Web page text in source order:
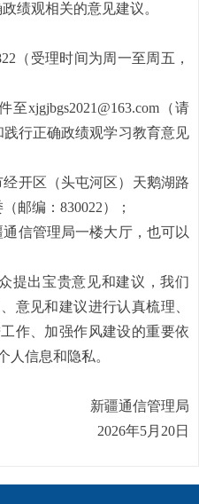
绩观相关的意见建议。
（受理时间为周一至周五，
至xjgjbgs2021 @163.com（请
践行正确政绩观学习教育意见
开区（头屯河区）天鹅湖路
邮编：830022）
；
通信管理局一楼大厅， 也可以
提出宝贵意见和建议，我们
意见和建议进行认真梳理、
作、加强作风建设的重要依
人信息和隐私。
新疆通信管理局
2026年5月 20日